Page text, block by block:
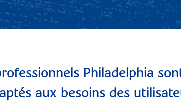
Philadelphia
aux besoins des